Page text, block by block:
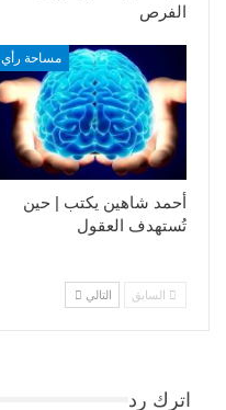
الفرص
مساحة رأي
أحمد شاهين يكتب | حين
تُستهدف العقول
السابق التالي
اترك رد